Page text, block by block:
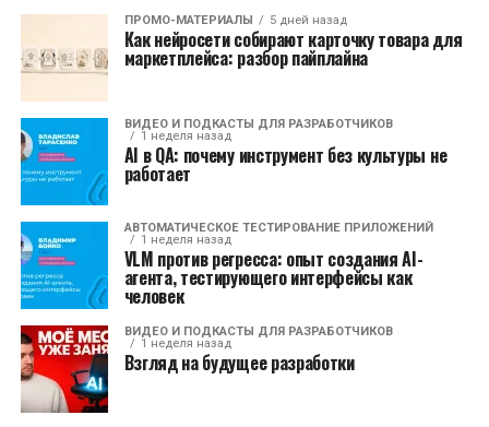
ПРОМО-МАТЕРИАЛЫ 5 дней назад
Как нейросети собирают карточку товара для
маркетплейса: разбор пайплайна
ВИДЕО И ПОДКАСТЫ ДЛЯ РАЗРАБОТЧИКОВ
1 неделя назад
AI в QA: почему инструмент без культуры не
работает
АВТОМАТИЧЕСКОЕ ТЕСТИРОВАНИЕ ПРИЛОЖЕНИЙ
1 неделя назад
VLM против регресса: опыт создания AI-
агента, тестирующего интерфейсы как
человек
ВИДЕО И ПОДКАСТЫ ДЛЯ РАЗРАБОТЧИКОВ
1 неделя назад
Взгляд на будущее разработки